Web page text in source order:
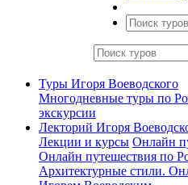
Туры Игоря Воеводского
Многодневные туры по
экскурсии
Лекторий Игоря
Лекции и курсы Онлайн
Онлайн путешествия по
Архитектурные стили.